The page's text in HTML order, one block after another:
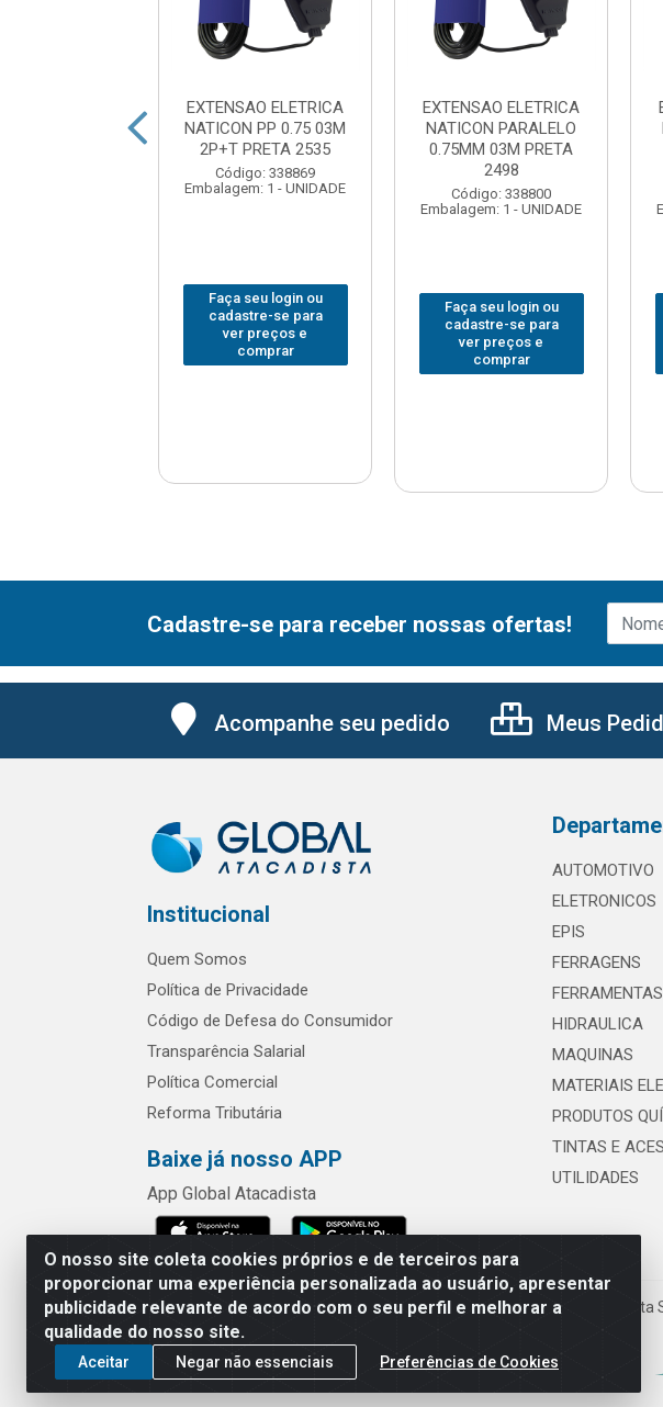
EXTENSAO ELETRICA
NATICON PP 0.75 03M
2P+T PRETA 2535
Código: 338869
Embalagem: 1 - UNIDADE
Faça seu login ou
cadastre-se para
ver preços e
comprar
EXTENSAO ELETRICA
NATICON PARALELO
0.75MM 03M PRETA
2498
Código: 338800
Embalagem: 1 - UNIDADE
Faça seu login ou
cadastre-se para
ver preços e
comprar
O nosso site coleta cookies próprios e de terceiros para
proporcionar uma experiência personalizada ao usuário, apresentar
publicidade relevante de acordo com o seu perfil e melhorar a
qualidade do nosso site.
Aceitar Negar não essenciais Preferências de Cookies
Cadastre-se para receber nossas ofertas!
Acompanhe seu pedido Meus
Institucional
Quem Somos
Política de Privacidade
Código de Defesa do Consumidor
Transparência Salarial
Política Comercial
Reforma Tributária
Baixe já nosso APP
App Global Atacadista
AUTOMOTIVO
ELETRONICOS
EPIS
FERRAGENS
FERRAMENTAS
HIDRAULICA
MAQUINAS
MATERIAIS
PRODUTOS
TINTAS E
UTILIDADES
Rua Chipuê, 117 - S. Miguel